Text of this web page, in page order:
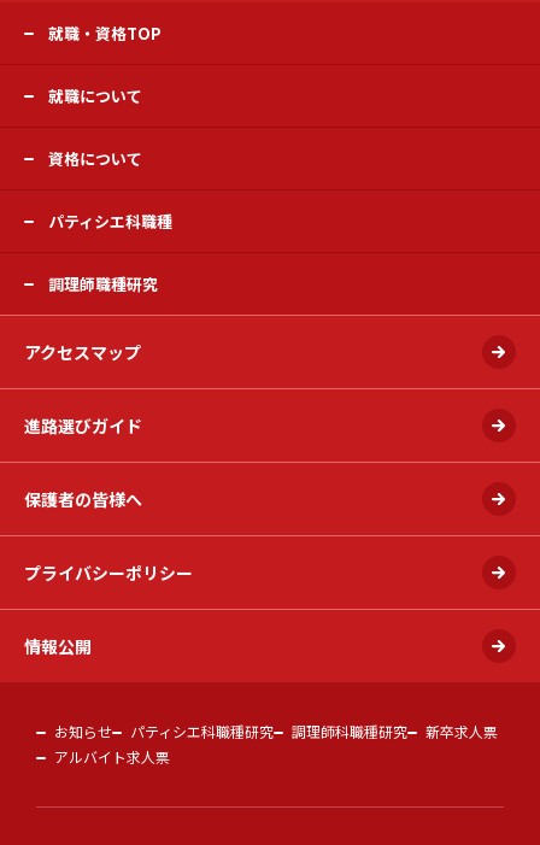
就職・資格TOP
就職について
資格について
パティシエ科職種
調理師職種研究
アクセスマップ
進路選びガイド
保護者の皆様へ
プライバシーポリシー
情報公開
お知らせ パティシエ科職種研究 調理師科職種研究
新卒求人票
アルバイト求人票